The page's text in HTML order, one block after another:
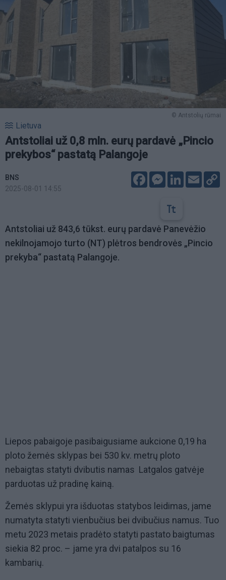
© Antstolių rūmai
Lietuva
Antstoliai už 0,8 mln. eurų pardavė „Pincio
prekybos“ pastatą Palangoje
BNS
2025-08-01 14:55
FacebookMessenger
LinkedIn
Email
Antstoliai už 843,6 tūkst. eurų pardavė Panevėžio
nekilnojamojo turto (NT) plėtros bendrovės „Pincio
prekyba“ pastatą Palangoje.
Liepos pabaigoje pasibaigusiame aukcione 0,19 ha
ploto žemės sklypas bei 530 kv. metrų ploto
nebaigtas statyti dvibutis namas Latgalos gatvėje
parduotas už pradinę kainą.
Žemės sklypui yra išduotas statybos leidimas, jame
numatyta statyti vienbučius bei dvibučius namus. Tuo
metu 2023 metais pradėto statyti pastato baigtumas
siekia 82 proc. – jame yra dvi patalpos su 16
kambarių.